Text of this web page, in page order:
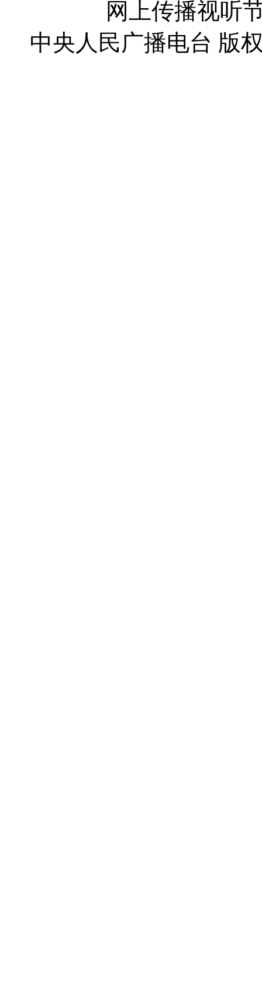
网上传播视听
中央人民广播电台 版